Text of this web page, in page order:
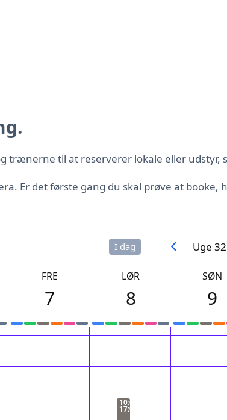
trænerne til at reserverer lokale eller
Er det første gang du skal prøve at booke,
Uge 32
I dag
FRE
7
LØR
8
SØN
9
10:00 −
17:00